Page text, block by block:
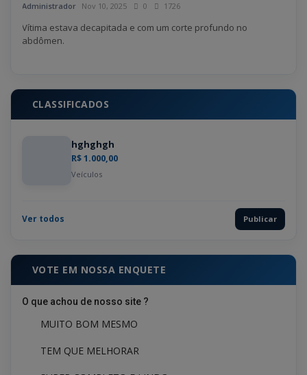
Administrador Nov 10, 2025 0 1726
Vítima estava decapitada e com um corte profundo no
abdômen.
CLASSIFICADOS
hghghgh
R$ 1.000,00
Veículos
Ver todos Publicar
VOTE EM NOSSA ENQUETE
O que achou de nosso site ?
MUITO BOM MESMO
TEM QUE MELHORAR